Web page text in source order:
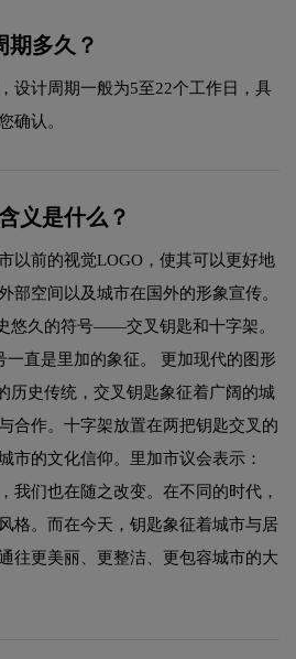
期多久？
设计周期一般为5至22个工作日，具
确认。
义是什么？
以前的视觉LOGO，使其可以更好地
部空间以及城市在国外的形象宣传。
悠久的符号——交叉钥匙和十字架。
一直是里加的象征。 更加现代的图形
历史传统，交叉钥匙象征着广阔的城
合作。十字架放置在两把钥匙交叉的
市的文化信仰。里加市议会表示：
我们也在随之改变。在不同的时代，
格。而在今天，钥匙象征着城市与居
往更美丽、更整洁、更包容城市的大